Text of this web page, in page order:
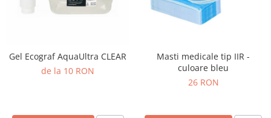
Gel Ecograf AquaUltra CLEAR
de la 10 RON
Masti medicale tip IIR -
culoare bleu
26 RON